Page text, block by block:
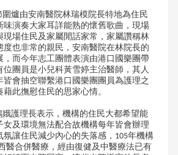
爐由安南醫院林瑞模院長特地為住民
味演奏大家耳詳能熟的懷舊歌曲，現場
現場住民及家屬閒話家常，家屬讚稱林
度也非常的親民，安南醫院在林院長的
，而今年志工團體表演由港口國樂團帶
位團員是小兒科黃雪婷主治醫師，其人
皆會抽空聯繫港口國樂團團員為護理之
此撫慰住民的思家心情。
護理長表示，機構的住民大都希望能
女及環境無法配合故機構每年皆會辦理
氛讓住民減少內心的失落感，105年機構
醫合併醫療，經由復健及中醫療法已有